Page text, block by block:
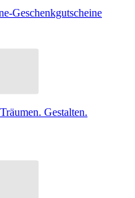
Geschenkgutscheine
Gestalten.